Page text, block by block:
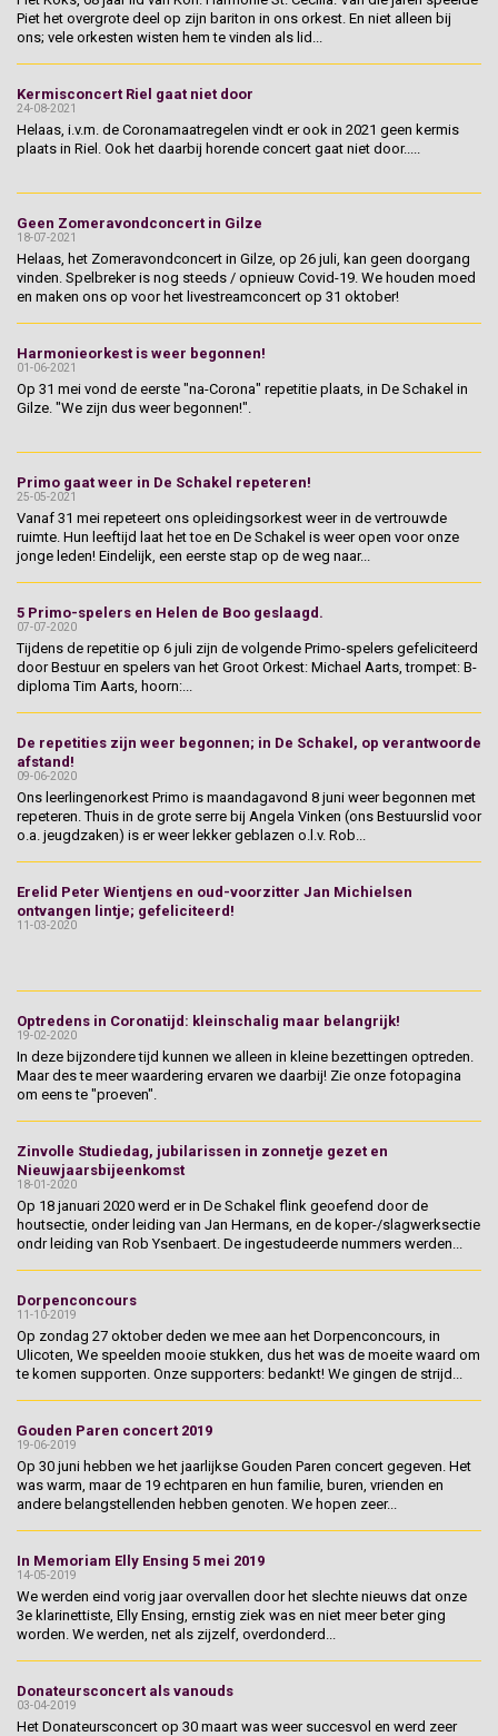
Piet het overgrote deel op zijn bariton in ons orkest. En niet alleen bij
ons; vele orkesten wisten hem te vinden als lid...
Kermisconcert Riel gaat niet door
24-08-2021
Helaas, i.v.m. de Coronamaatregelen vindt er ook in 2021 geen kermis
plaats in Riel. Ook het daarbij horende concert gaat niet door.....
Geen Zomeravondconcert in Gilze
18-07-2021
Helaas, het Zomeravondconcert in Gilze, op 26 juli, kan geen doorgang
vinden. Spelbreker is nog steeds / opnieuw Covid-19. We houden moed
en maken ons op voor het livestreamconcert op 31 oktober!
Harmonieorkest is weer begonnen!
01-06-2021
Op 31 mei vond de eerste "na-Corona" repetitie plaats, in De Schakel in
Gilze. "We zijn dus weer begonnen!".
Primo gaat weer in De Schakel repeteren!
25-05-2021
Vanaf 31 mei repeteert ons opleidingsorkest weer in de vertrouwde
ruimte. Hun leeftijd laat het toe en De Schakel is weer open voor onze
jonge leden! Eindelijk, een eerste stap op de weg naar...
5 Primo-spelers en Helen de Boo geslaagd.
07-07-2020
Tijdens de repetitie op 6 juli zijn de volgende Primo-spelers gefeliciteerd
door Bestuur en spelers van het Groot Orkest: Michael Aarts, trompet: B-
diploma Tim Aarts, hoorn:...
De repetities zijn weer begonnen; in De Schakel, op verantwoorde
afstand!
09-06-2020
Ons leerlingenorkest Primo is maandagavond 8 juni weer begonnen met
repeteren. Thuis in de grote serre bij Angela Vinken (ons Bestuurslid voor
o.a. jeugdzaken) is er weer lekker geblazen o.l.v. Rob...
Erelid Peter Wientjens en oud-voorzitter Jan Michielsen
ontvangen lintje; gefeliciteerd!
11-03-2020
Optredens in Coronatijd: kleinschalig maar belangrijk!
19-02-2020
In deze bijzondere tijd kunnen we alleen in kleine bezettingen optreden.
Maar des te meer waardering ervaren we daarbij! Zie onze fotopagina
om eens te "proeven".
Zinvolle Studiedag, jubilarissen in zonnetje gezet en
Nieuwjaarsbijeenkomst
18-01-2020
Op 18 januari 2020 werd er in De Schakel flink geoefend door de
houtsectie, onder leiding van Jan Hermans, en de koper-/slagwerksectie
ondr leiding van Rob Ysenbaert. De ingestudeerde nummers werden...
Dorpenconcours
11-10-2019
Op zondag 27 oktober deden we mee aan het Dorpenconcours, in
Ulicoten, We speelden mooie stukken, dus het was de moeite waard om
te komen supporten. Onze supporters: bedankt! We gingen de strijd...
Gouden Paren concert 2019
19-06-2019
Op 30 juni hebben we het jaarlijkse Gouden Paren concert gegeven. Het
was warm, maar de 19 echtparen en hun familie, buren, vrienden en
andere belangstellenden hebben genoten. We hopen zeer...
In Memoriam Elly Ensing 5 mei 2019
14-05-2019
We werden eind vorig jaar overvallen door het slechte nieuws dat onze
3e klarinettiste, Elly Ensing, ernstig ziek was en niet meer beter ging
worden. We werden, net als zijzelf, overdonderd...
Donateursconcert als vanouds
03-04-2019
Het Donateursconcert op 30 maart was weer succesvol en werd zeer